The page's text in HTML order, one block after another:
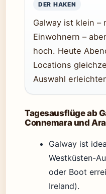
DER HAKEN
Galway ist klein –
Einwohnern –
hoch. Heute
Locations
Auswahl
Tagesausflüge ab
Connemara und
Galway ist
Westküsten-
oder Boot
Ireland).